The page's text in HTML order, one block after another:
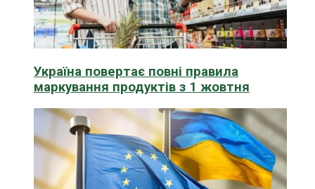
Україна повертає повні правила
маркування продуктів з 1 жовтня